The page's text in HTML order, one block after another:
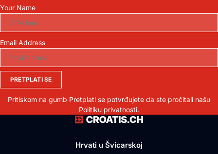
Your Name
Email Address
PRETPLATI SE
Pritiskom na gumb Pretplati se potvrđujete da ste pročitali našu
Politiku privatnosti.
Hrvati u Švicarskoj